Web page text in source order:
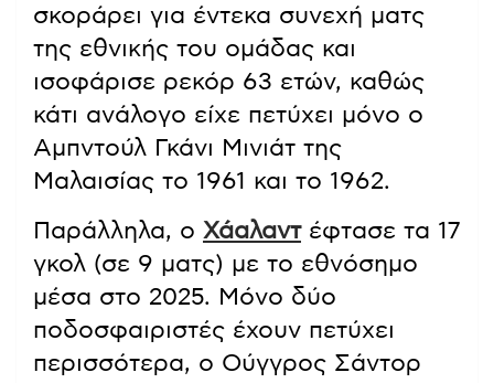
σκοράρει για έντεκα συνεχή ματς
της εθνικής του ομάδας και
ισοφάρισε ρεκόρ 63 ετών, καθώς
κάτι ανάλογο είχε πετύχει μόνο ο
Αμπντούλ Γκάνι Μινιάτ της
Μαλαισίας το 1961 και το 1962.
Παράλληλα, ο Χάαλαντέφτασε τα 17
γκολ (σε 9 ματς) με το εθνόσημο
μέσα στο 2025. Μόνο δύο
ποδοσφαιριστές έχουν πετύχει
περισσότερα, ο Ούγγρος Σάντορ